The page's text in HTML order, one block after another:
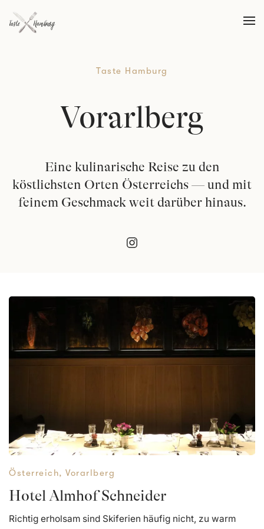
Skip to main content
Taste Hamburg
Vorarlberg
Eine kulinarische Reise zu den
köstlichsten Orten Österreichs — und mit
feinem Geschmack weit darüber hinaus.
Österreich, Vorarlberg
Hotel Almhof Schneider
Richtig erholsam sind Skiferien häufig nicht, zu warm